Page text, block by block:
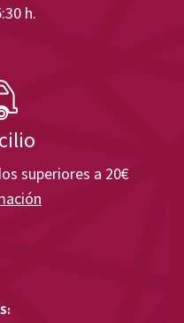
h.
superiores a 20€